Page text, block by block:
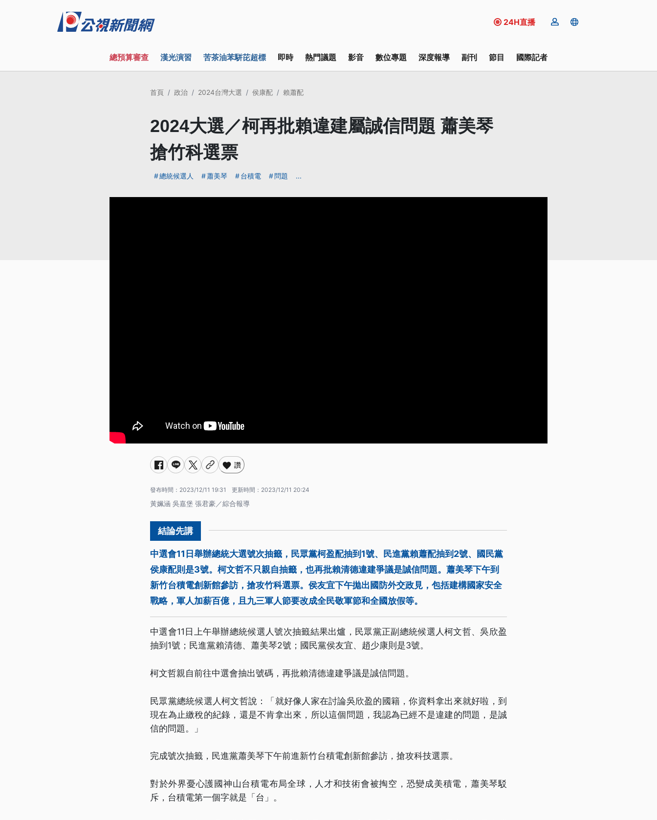
24H直播
總預算審查 漢光演習 苦茶油苯駢芘超標 即時 熱門議題 影音 數位專題 深度報導 副刊 節目 國際記者
首頁 政治 2024台灣大選 侯康配 賴蕭配
2024大選／柯再批賴違建屬誠信問題 蕭美琴
搶竹科選票
總統候選人 蕭美琴 台積電 問題 ...
讚
發布時間： 2023/12/11 19:31 更新時間： 2023/12/11 20:24
黃姵涵 吳嘉堡 張君豪／綜合報導
中選會11日舉辦總統大選號次抽籤，民眾黨柯盈配抽到1號、民進黨賴蕭配抽到2號、國民黨
侯康配則是3號。柯文哲不只親自抽籤，也再批賴清德違建爭議是誠信問題。蕭美琴下午到
新竹台積電創新館參訪，搶攻竹科選票。侯友宜下午拋出國防外交政見，包括建構國家安全
戰略，軍人加薪百億，且九三軍人節要改成全民敬軍節和全國放假等。
中選會11日上午舉辦總統候選人號次抽籤結果出爐，民眾黨正副總統候選人柯文哲、吳欣盈
抽到1號；民進黨賴清德、蕭美琴2號；國民黨侯友宜、趙少康則是3號。
柯文哲親自前往中選會抽出號碼，再批賴清德違建爭議是誠信問題。
民眾黨總統候選人柯文哲說：「就好像人家在討論吳欣盈的國籍，你資料拿出來就好啦，到
現在為止繳稅的紀錄，還是不肯拿出來，所以這個問題，我認為已經不是違建的問題，是誠
信的問題。」
完成號次抽籤，民進黨蕭美琴下午前進新竹台積電創新館參訪，搶攻科技選票。
對於外界憂心護國神山台積電布局全球，人才和技術會被掏空，恐變成美積電，蕭美琴駁
斥，台積電第一個字就是「台」。